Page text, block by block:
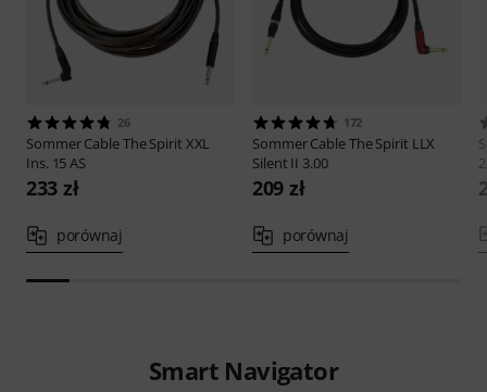
26
Sommer CableThe Spirit XXL
Ins. 15 AS
233 zł
porównaj
172
Sommer CableThe Spirit LLX
Silent II 3.00
209 zł
porównaj
Smart Navigator